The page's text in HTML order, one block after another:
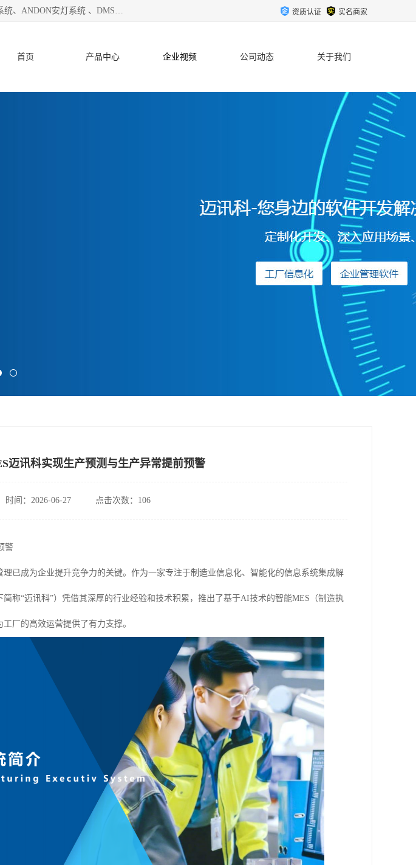
天津迈讯科智能技术有限公司主要从事：MES制造执行系统、锐益生产云工单、WMS仓库管理系统、ANDON安灯系统 、DMS设备管理系统、电气设备健康监测系统、工厂可视化管理、数字化车间；公司是一家专注于企业及制造业信息化、智能化的信息系统集成解决方案提供商的高新技术企业。为企业提供全套的软硬件信息系统集成及安装部署服务。 资质认证 实名商家
首页 产品中心 企业视频 公司动态 关于我们
迈讯科实现生产预测与生产异常提前预警
时间：2026-06-27 点击次数：106
警
已成为企业提升竞争力的关键。作为一家专注于制造业信息化、智能化的信息系统集成解
称“迈讯科”）凭借其深厚的行业经验和技术积累，推出了基于AI技术的智能MES（制造执
厂的高效运营提供了有力支撑。